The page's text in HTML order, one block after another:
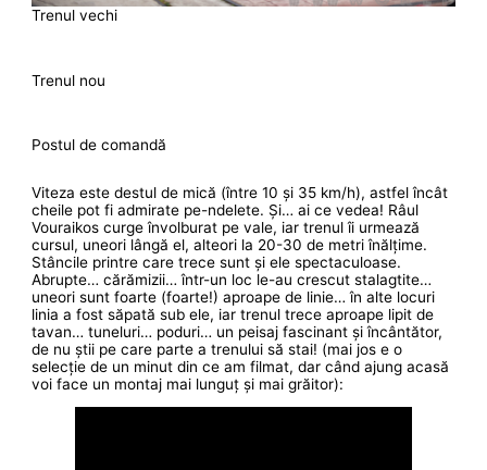
Trenul vechi
Trenul nou
Postul de comandă
Viteza este destul de mică (între 10 și 35 km/h), astfel încât
cheile pot fi admirate pe-ndelete. Și… ai ce vedea! Râul
Vouraikos curge învolburat pe vale, iar trenul îi urmează
cursul, uneori lângă el, alteori la 20-30 de metri înălțime.
Stâncile printre care trece sunt și ele spectaculoase.
Abrupte… cărămizii… într-un loc le-au crescut stalagtite…
uneori sunt foarte (foarte!) aproape de linie… în alte locuri
linia a fost săpată sub ele, iar trenul trece aproape lipit de
tavan… tuneluri… poduri… un peisaj fascinant și încântător,
de nu știi pe care parte a trenului să stai! (mai jos e o
selecție de un minut din ce am filmat, dar când ajung acasă
voi face un montaj mai lunguț și mai grăitor):